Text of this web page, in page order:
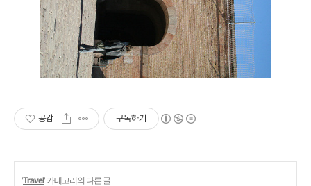
공감 구독하기
'Travel' 카테고리의 다른 글